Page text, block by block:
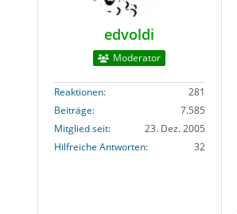
edvoldi
Moderator
Reaktionen
281
Beiträge
7.585
Mitglied seit
23. Dez. 2005
Hilfreiche Antworten
32